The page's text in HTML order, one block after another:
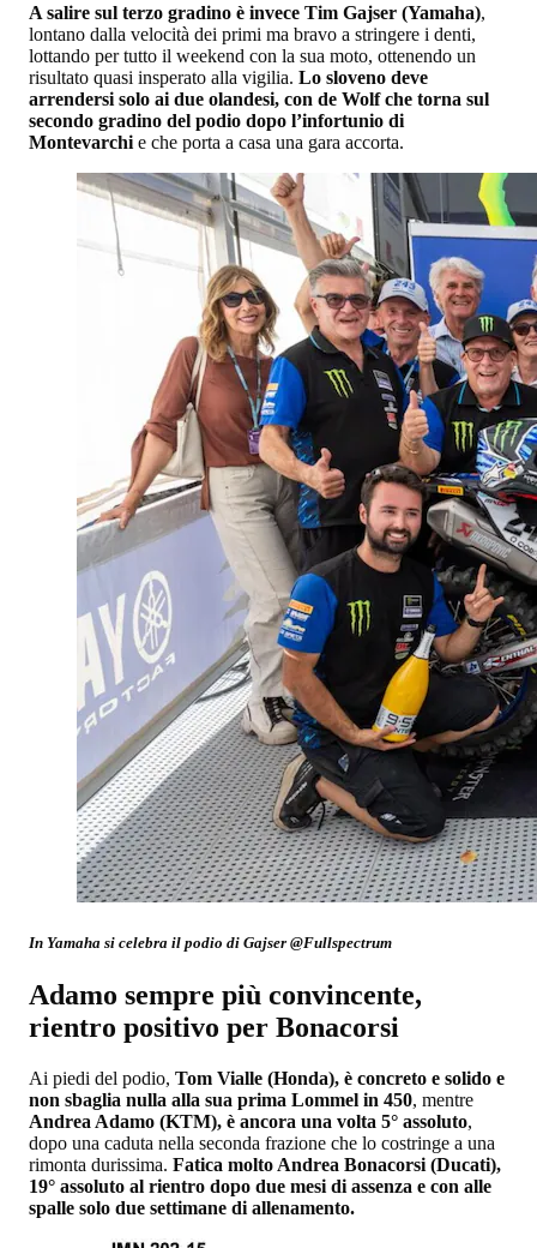
A salire sul terzo gradino è invece Tim Gajser (Yamaha),
lontano dalla velocità dei primi ma bravo a stringere i denti,
lottando per tutto il weekend con la sua moto, ottenendo un
risultato quasi insperato alla vigilia. Lo sloveno deve
arrendersi solo ai due olandesi, con de Wolf che torna sul
secondo gradino del podio dopo l’infortunio di
Montevarchi e che porta a casa una gara accorta.
In Yamaha si celebra il podio di Gajser @Fullspectrum
Adamo sempre più convincente,
rientro positivo per Bonacorsi
Ai piedi del podio, Tom Vialle (Honda), è concreto e solido e
non sbaglia nulla alla sua prima Lommel in 450, mentre
Andrea Adamo (KTM), è ancora una volta 5° assoluto,
dopo una caduta nella seconda frazione che lo costringe a una
rimonta durissima. Fatica molto Andrea Bonacorsi (Ducati),
19° assoluto al rientro dopo due mesi di assenza e con alle
spalle solo due settimane di allenamento.